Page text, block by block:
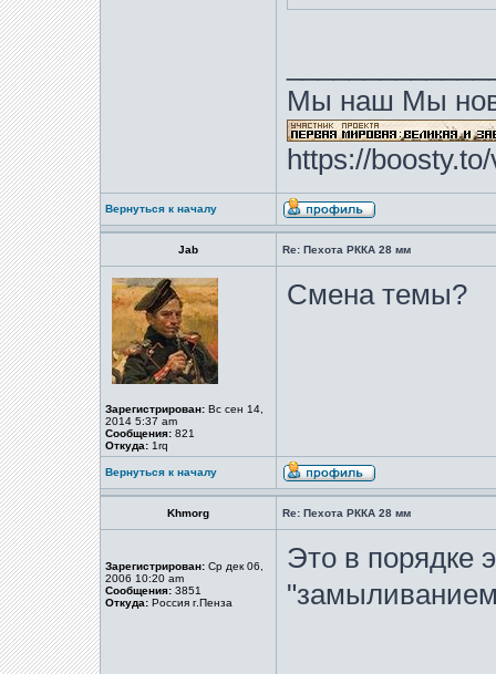
Мы наш Мы
https://
Вернуться к началу
Jab Re: Пехота РККА 28 мм
Зарегистрирован: Вс сен 14,
2014 5:37 am
Сообщения: 821
Откуда: 1rq
Смена темы?
Вернуться к началу
Khmorg Re: Пехота РККА 28 мм
Зарегистрирован: Ср дек 06,
2006 10:20 am
Сообщения: 3851
Откуда: Россия г.Пенза
Это в порядке
"замыливанием